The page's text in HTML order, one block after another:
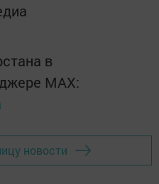
в
MАХ:
новости